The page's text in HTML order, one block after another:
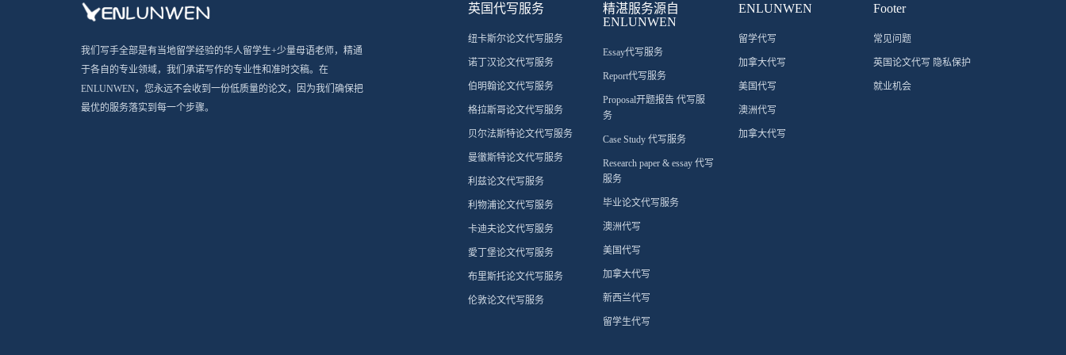
我们写手全部是有当地留学经验的华人留学生+少量母语老师，精通
于各自的专业领域，我们承诺写作的专业性和准时交稿。在
ENLUNWEN，您永远不会收到一份低质量的论文，因为我们确保把
最优的服务落实到每一个步骤。
英国代写服务
纽卡斯尔论文代写服务
诺丁汉论文代写服务
伯明翰论文代写服务
格拉斯哥论文代写服务
贝尔法斯特论文代写服务
曼徹斯特论文代写服务
利兹论文代写服务
利物浦论文代写服务
卡迪夫论文代写服务
愛丁堡论文代写服务
布里斯托论文代写服务
伦敦论文代写服务
精湛服务源自
ENLUNWEN
Essay代写服务
Report代写服务
Proposal开题报告 代写服
务
Case Study 代写服务
Research paper & essay 代写
服务
毕业论文代写服务
澳洲代写
美国代写
加拿大代写
新西兰代写
留学生代写
ENLUNWEN
留学代写
加拿大代写
美国代写
澳洲代写
加拿大代写
Footer
常见问题
英国论文代写 隐私保护
就业机会